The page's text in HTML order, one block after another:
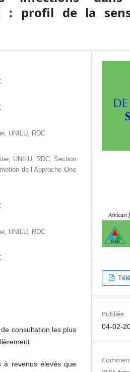
: profil de la
UNILU, RDC
UNILU, RDC; Section
de l’Approche One
UNILU, RDC
consultation les plus
à revenus élevés que
Publiée
04-02-